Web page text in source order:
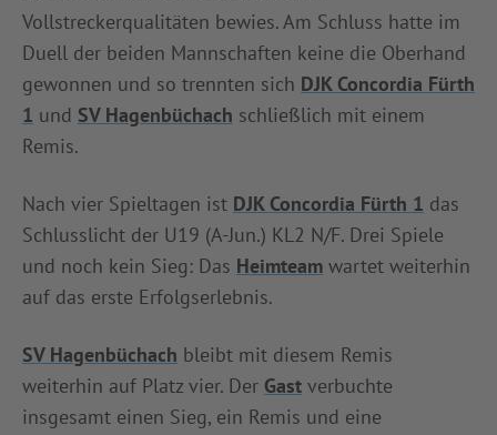
Vollstreckerqualitäten bewies. Am Schluss hatte im
Duell der beiden Mannschaften keine die Oberhand
gewonnen und so trennten sich DJK Concordia Fürth
1 und SV Hagenbüchach schließlich mit einem
Remis.
Nach vier Spieltagen ist DJK Concordia Fürth 1 das
Schlusslicht der U19 (A-Jun.) KL2 N/F. Drei Spiele
und noch kein Sieg: Das Heimteam wartet weiterhin
auf das erste Erfolgserlebnis.
SV Hagenbüchach bleibt mit diesem Remis
weiterhin auf Platz vier. Der Gast verbuchte
insgesamt einen Sieg, ein Remis und eine